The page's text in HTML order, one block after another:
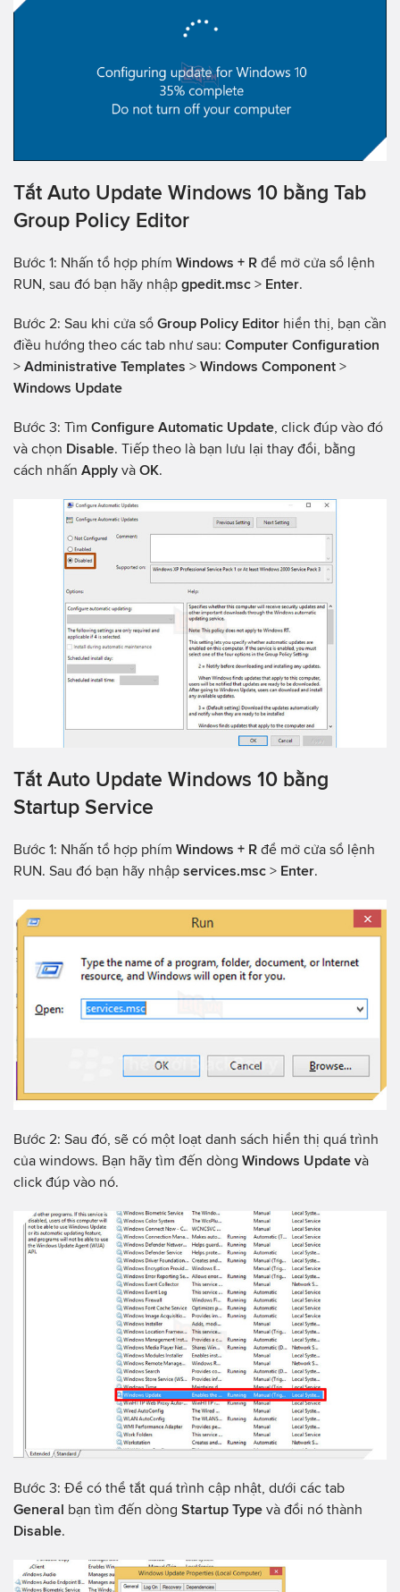
Tắt Auto Update Windows 10 bằng Tab
Group Policy Editor
Bước 1: Nhấn tổ hợp phím Windows + R để mở cửa sổ lệnh
RUN, sau đó bạn hãy nhập gpedit.msc > Enter.
Bước 2: Sau khi cửa sổ Group Policy Editor hiển thị, bạn cần
điều hướng theo các tab như sau: Computer Configuration
> Administrative Templates > Windows Component >
Windows Update
Bước 3: Tìm Configure Automatic Update , click đúp vào đó
và chọn Disable. Tiếp theo là bạn lưu lại thay đổi, bằng
cách nhấn Apply và OK.
Tắt Auto Update Windows 10 bằng
Startup Service
Bước 1: Nhấn tổ hợp phím Windows + R để mở cửa sổ lệnh
RUN. Sau đó bạn hãy nhập services.msc > Enter.
Bước 2: Sau đó, sẽ có một loạt danh sách hiển thị quá trình
của windows. Bạn hãy tìm đến dòng Windows Update và
click đúp vào nó.
Bước 3: Để có thể tắt quá trình cập nhật, dưới các tab
General
bạn tìm đến dòng Startup Type và đổi nó thành
Disable.